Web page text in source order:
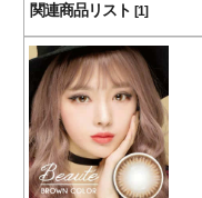
関連商品リスト [1]